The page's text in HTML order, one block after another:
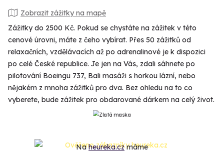
Zobrazit zážitky na mapě
Zážitky do 2500 Kč. Pokud se chystáte na zážitek v této
cenové úrovni, máte z čeho vybírat. Přes 50 zážitků od
relaxačních, vzdělávacích až po adrenalinové je k dispozici
po celé České republice. Je jen na Vás, zdali sáhnete po
pilotování Boeingu 737, Bali masáži s horkou lázní, nebo
nějakém z mnoha zážitků pro dva. Bez ohledu na to co
vyberete, bude zážitek pro obdarované dárkem na celý život.
Naheureka.czmáme